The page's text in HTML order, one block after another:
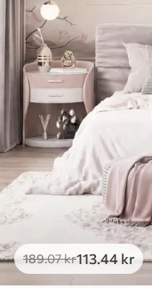
189.07kr113.44 kr